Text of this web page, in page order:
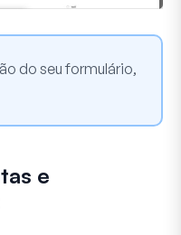
do seu formulário,
e